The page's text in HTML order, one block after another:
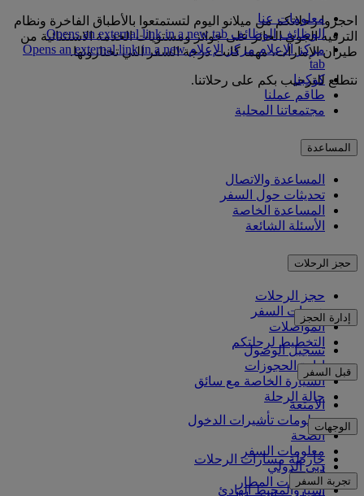
احجزوا رحلاتكم من ميلانو اليوم لتستمتعوا بالأطباق الفاخرة ونظام
الترفيه الجوي الحائز على جوائز ومستويات الخدمة الاستثنائية من
طيران الإمارات، مهما كانت درجة السفر التي تختارونها.
نتطلع للترحيب بكم على رحلاتنا.
معلومات عنا
الوظائفالوظائف Opens an external link in a new tab
مركز الإعلام
مركز الإعلام Opens an external link in a new
tab
كوكبنا
طاقم عملنا
مجتمعاتنا المحلية
المساعدة
المساعدة والاتصال
تحديثات حول السفر
المساعدة الخاصة
الأسئلة الشائعة
حجز الرحلات
حجز الرحلات
خدمات السفر
المواصلات
التخطيط لرحلتكم
إدارة الحجز
تسجيل الوصول
إدارة الحجوزات
السيارة الخاصة مع سائق
حالة الرحلة
قبل السفر
الأمتعة
معلومات تأشيرات الدخول
الصحة
معلومات السفر
دبي الدولي
مواصلات المطار
الوجهات
خارطة مسارات الرحلات
أفريقيا
آسيا والمحيط الهادئ
تجربة السفر